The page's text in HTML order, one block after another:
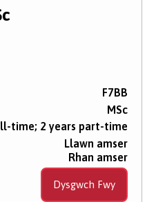
F7BB
MSc
time; 2 years part-time
Llawn amser
Rhan amser
Dysgwch Fwy